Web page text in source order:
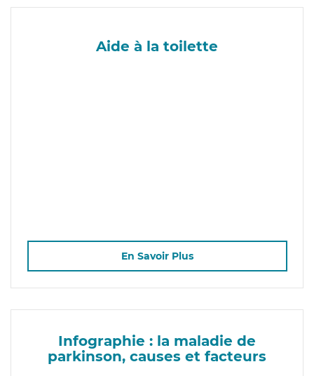
Aide à la toilette
En Savoir Plus
Infographie : la maladie de
parkinson, causes et facteurs